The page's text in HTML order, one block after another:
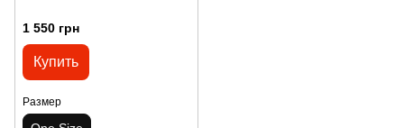
1 550 грн
Купить
Размер